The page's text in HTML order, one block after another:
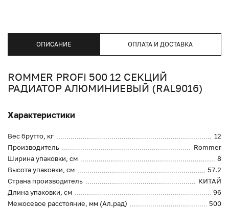
ОПИСАНИЕ ОПЛАТА И ДОСТАВКА
ROMMER PROFI 500 12 СЕКЦИЙ
РАДИАТОР АЛЮМИНИЕВЫЙ (RAL9016)
Характеристики
Вес брутто, кг
12
Производитель
Rommer
Ширина упаковки, см
8
Высота упаковки, см
57.2
Страна производитель
КИТАЙ
Длина упаковки, см
96
Межосевое расстояние, мм (Ал.рад)
500